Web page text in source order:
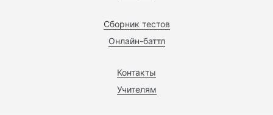
Сборник тестов
Онлайн-баттл
Контакты
Учителям